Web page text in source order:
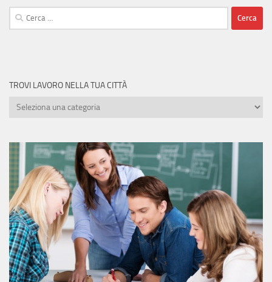
Ricerca
per:
TROVI LAVORO NELLA TUA CITTÀ
Trovi
tua
città